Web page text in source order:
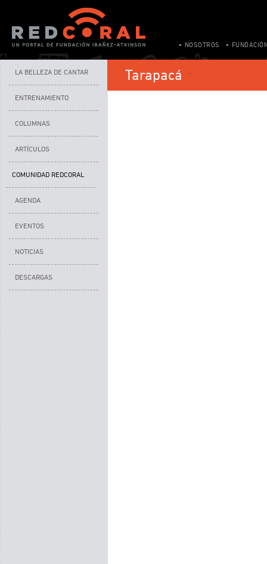
NOSOTROS
LA BELLEZA DE CANTAR
ENTRENAMIENTO
COLUMNAS
ARTÍCULOS
COMUNIDAD REDCORAL
AGENDA
EVENTOS
NOTICIAS
DESCARGAS
Tarapacá